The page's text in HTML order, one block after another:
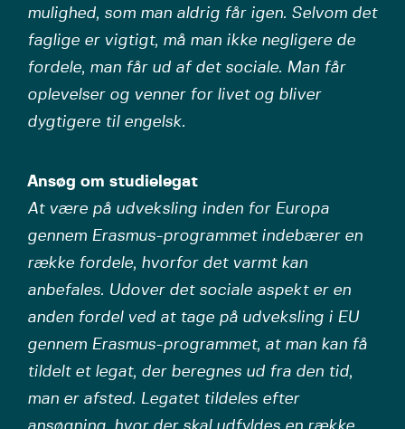
mulighed, som man aldrig får igen. Selvom det
faglige er vigtigt, må man ikke negligere de
fordele, man får ud af det sociale. Man får
oplevelser og venner for livet og bliver
dygtigere til engelsk.
Ansøg om studielegat
At være på udveksling inden for Europa
gennem Erasmus-programmet indebærer en
række fordele, hvorfor det varmt kan
anbefales. Udover det sociale aspekt er en
anden fordel ved at tage på udveksling i EU
gennem Erasmus-programmet, at man kan få
tildelt et legat, der beregnes ud fra den tid,
man er afsted. Legatet tildeles efter